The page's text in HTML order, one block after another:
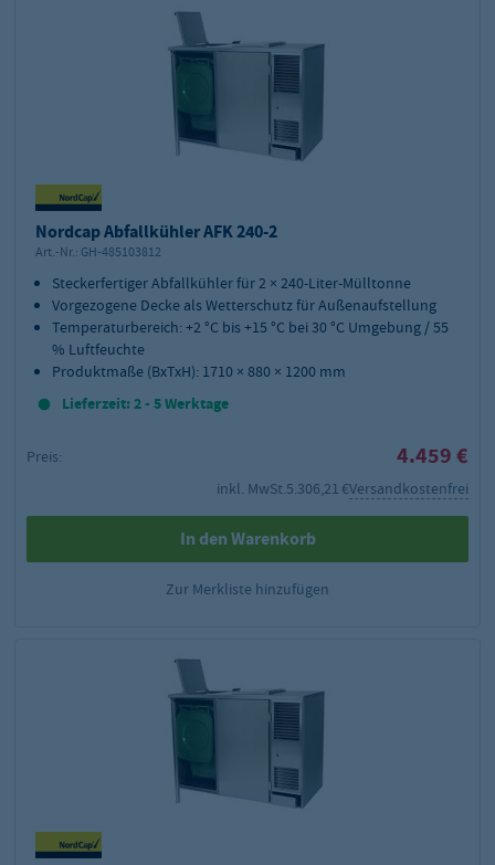
Nordcap Abfallkühler AFK 240-2
Art.-Nr.: GH-485103812
Steckerfertiger Abfallkühler für 2 × 240-Liter-Mülltonne
Vorgezogene Decke als Wetterschutz für Außenaufstellung
Temperaturbereich: +2 °C bis +15 °C bei 30 °C Umgebung / 55
% Luftfeuchte
Produktmaße (BxTxH): 1710 × 880 × 1200 mm
Lieferzeit: 2 - 5 Werktage
Preis: 4.459 €
inkl. MwSt.5.306,21 €Versandkostenfrei
In den Warenkorb
Zur Merkliste hinzufügen